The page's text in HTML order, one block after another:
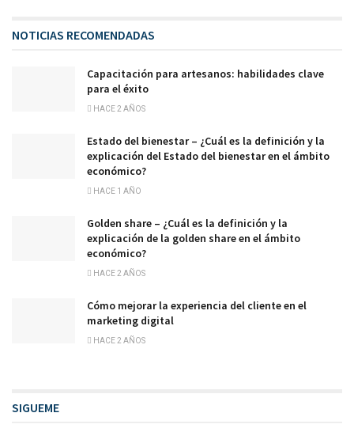
NOTICIAS RECOMENDADAS
Capacitación para artesanos: habilidades clave
para el éxito
HACE 2 AÑOS
Estado del bienestar – ¿Cuál es la definición y la
explicación del Estado del bienestar en el ámbito
económico?
HACE 1 AÑO
Golden share – ¿Cuál es la definición y la
explicación de la golden share en el ámbito
económico?
HACE 2 AÑOS
Cómo mejorar la experiencia del cliente en el
marketing digital
HACE 2 AÑOS
SIGUEME